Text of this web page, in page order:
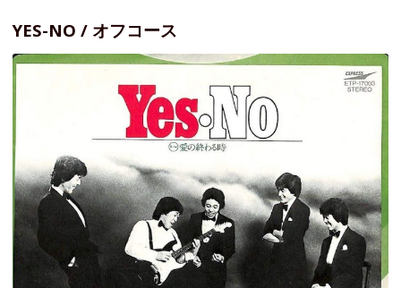
YES-NO / オフコース